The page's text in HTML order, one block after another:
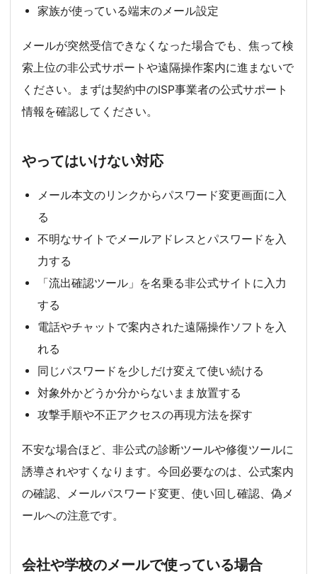
家族が使っている端末のメール設定
メールが突然受信できなくなった場合でも、焦って検
索上位の非公式サポートや遠隔操作案内に進まないで
ください。まずは契約中のISP事業者の公式サポート
情報を確認してください。
やってはいけない対応
メール本文のリンクからパスワード変更画面に入
る
不明なサイトでメールアドレスとパスワードを入
力する
「流出確認ツール」を名乗る非公式サイトに入力
する
電話やチャットで案内された遠隔操作ソフトを入
れる
同じパスワードを少しだけ変えて使い続ける
対象外かどうか分からないまま放置する
攻撃手順や不正アクセスの再現方法を探す
不安な場合ほど、非公式の診断ツールや修復ツールに
誘導されやすくなります。今回必要なのは、公式案内
の確認、メールパスワード変更、使い回し確認、偽メ
ールへの注意です。
会社や学校のメールで使っている場合